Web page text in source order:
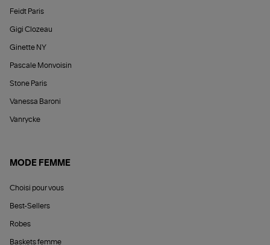
Feidt Paris
Gigi Clozeau
Ginette NY
Pascale Monvoisin
Stone Paris
Vanessa Baroni
Vanrycke
MODE FEMME
Choisi pour vous
Best-Sellers
Robes
Baskets femme